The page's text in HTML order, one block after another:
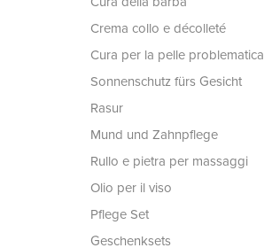
Crema collo e décolleté
Cura per la pelle problematica
Sonnenschutz fürs Gesicht
Rasur
Mund und Zahnpflege
Rullo e pietra per massaggi
Olio per il viso
Pflege Set
Geschenksets